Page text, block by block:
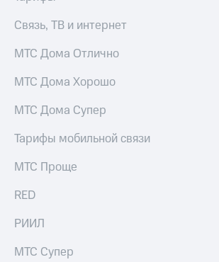
Связь, ТВ и интернет
МТС Дома Отлично
МТС Дома Хорошо
МТС Дома Супер
Тарифы мобильной связи
МТС Проще
RED
РИИЛ
МТС Супер